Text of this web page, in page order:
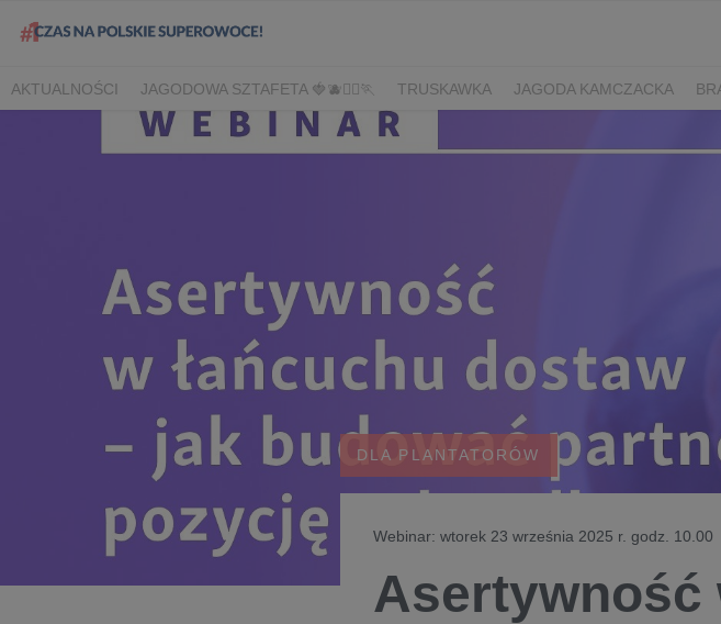
AKTUALNOŚCI JAGODOWA SZTAFETA 🍓🫐🏃‍♀️🏃 TRUSKAWKA JAGODA KAMCZACKA
DLA MEDIÓW DLA PLANTATORÓW
AGREST CORE TEAM BERRY INNOVATION BERRY FEST PRZETWORY
DLA PLANTATORÓW
Webinar: wtorek 23 września 2025 r. godz. 10.00
Asertywność